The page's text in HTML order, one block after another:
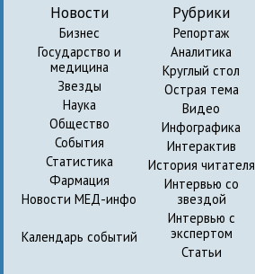
Новости
Бизнес
Государство и
медицина
Звезды
Наука
Общество
События
Статистика
Фармация
Новости МЕД-инфо
Календарь событий
Рубрики
Репортаж
Аналитика
Круглый стол
Острая тема
Видео
Инфографика
Интерактив
История читателя
Интервью со
звездой
Интервью с
экспертом
Статьи